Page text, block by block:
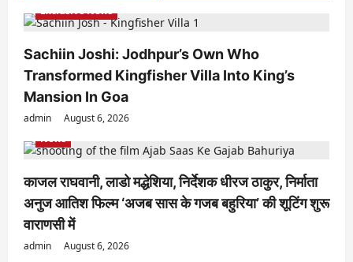
Exclusive News
Sachiin Joshi: Jodhpur’s Own Who
Transformed Kingfisher Villa Into King’s
Mansion In Goa
admin
August 6, 2026
News
काजल राघवानी, लाडो मद्धेशिया, निर्देशक धीरज ठाकुर, निर्माता
अनुज आतिश फिल्म ‘अजब सास के गजब बहुरिया’ की शूटिंग शुरू
वाराणसी में
admin
August 6, 2026